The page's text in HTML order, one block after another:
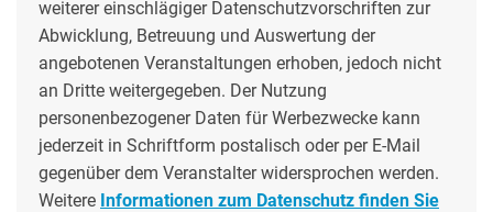
weiterer einschlägiger Datenschutzvorschriften zur
Abwicklung, Betreuung und Auswertung der
angebotenen Veranstaltungen erhoben, jedoch nicht
an Dritte weitergegeben. Der Nutzung
personenbezogener Daten für Werbezwecke kann
jederzeit in Schriftform postalisch oder per E-Mail
gegenüber dem Veranstalter widersprochen werden.
Weitere Informationen zum Datenschutz finden Sie